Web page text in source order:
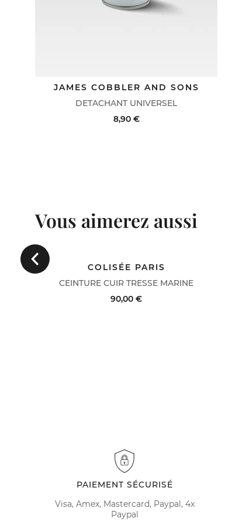
DETACHANT UNIVERSEL
JAMES COBBLER AND SONS
8,90 €
Vous aimerez aussi
Précédent CEINTURE CUIR TRESSE MARINE
COLISÉE PARIS
90,00 €
PAIEMENT SÉCURISÉ
Visa, Amex, Mastercard, Paypal, 4x
Paypal